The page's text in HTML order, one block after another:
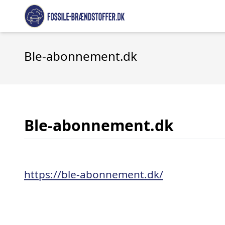
Ble-abonnement.dk
Ble-abonnement.dk
https://ble-abonnement.dk/